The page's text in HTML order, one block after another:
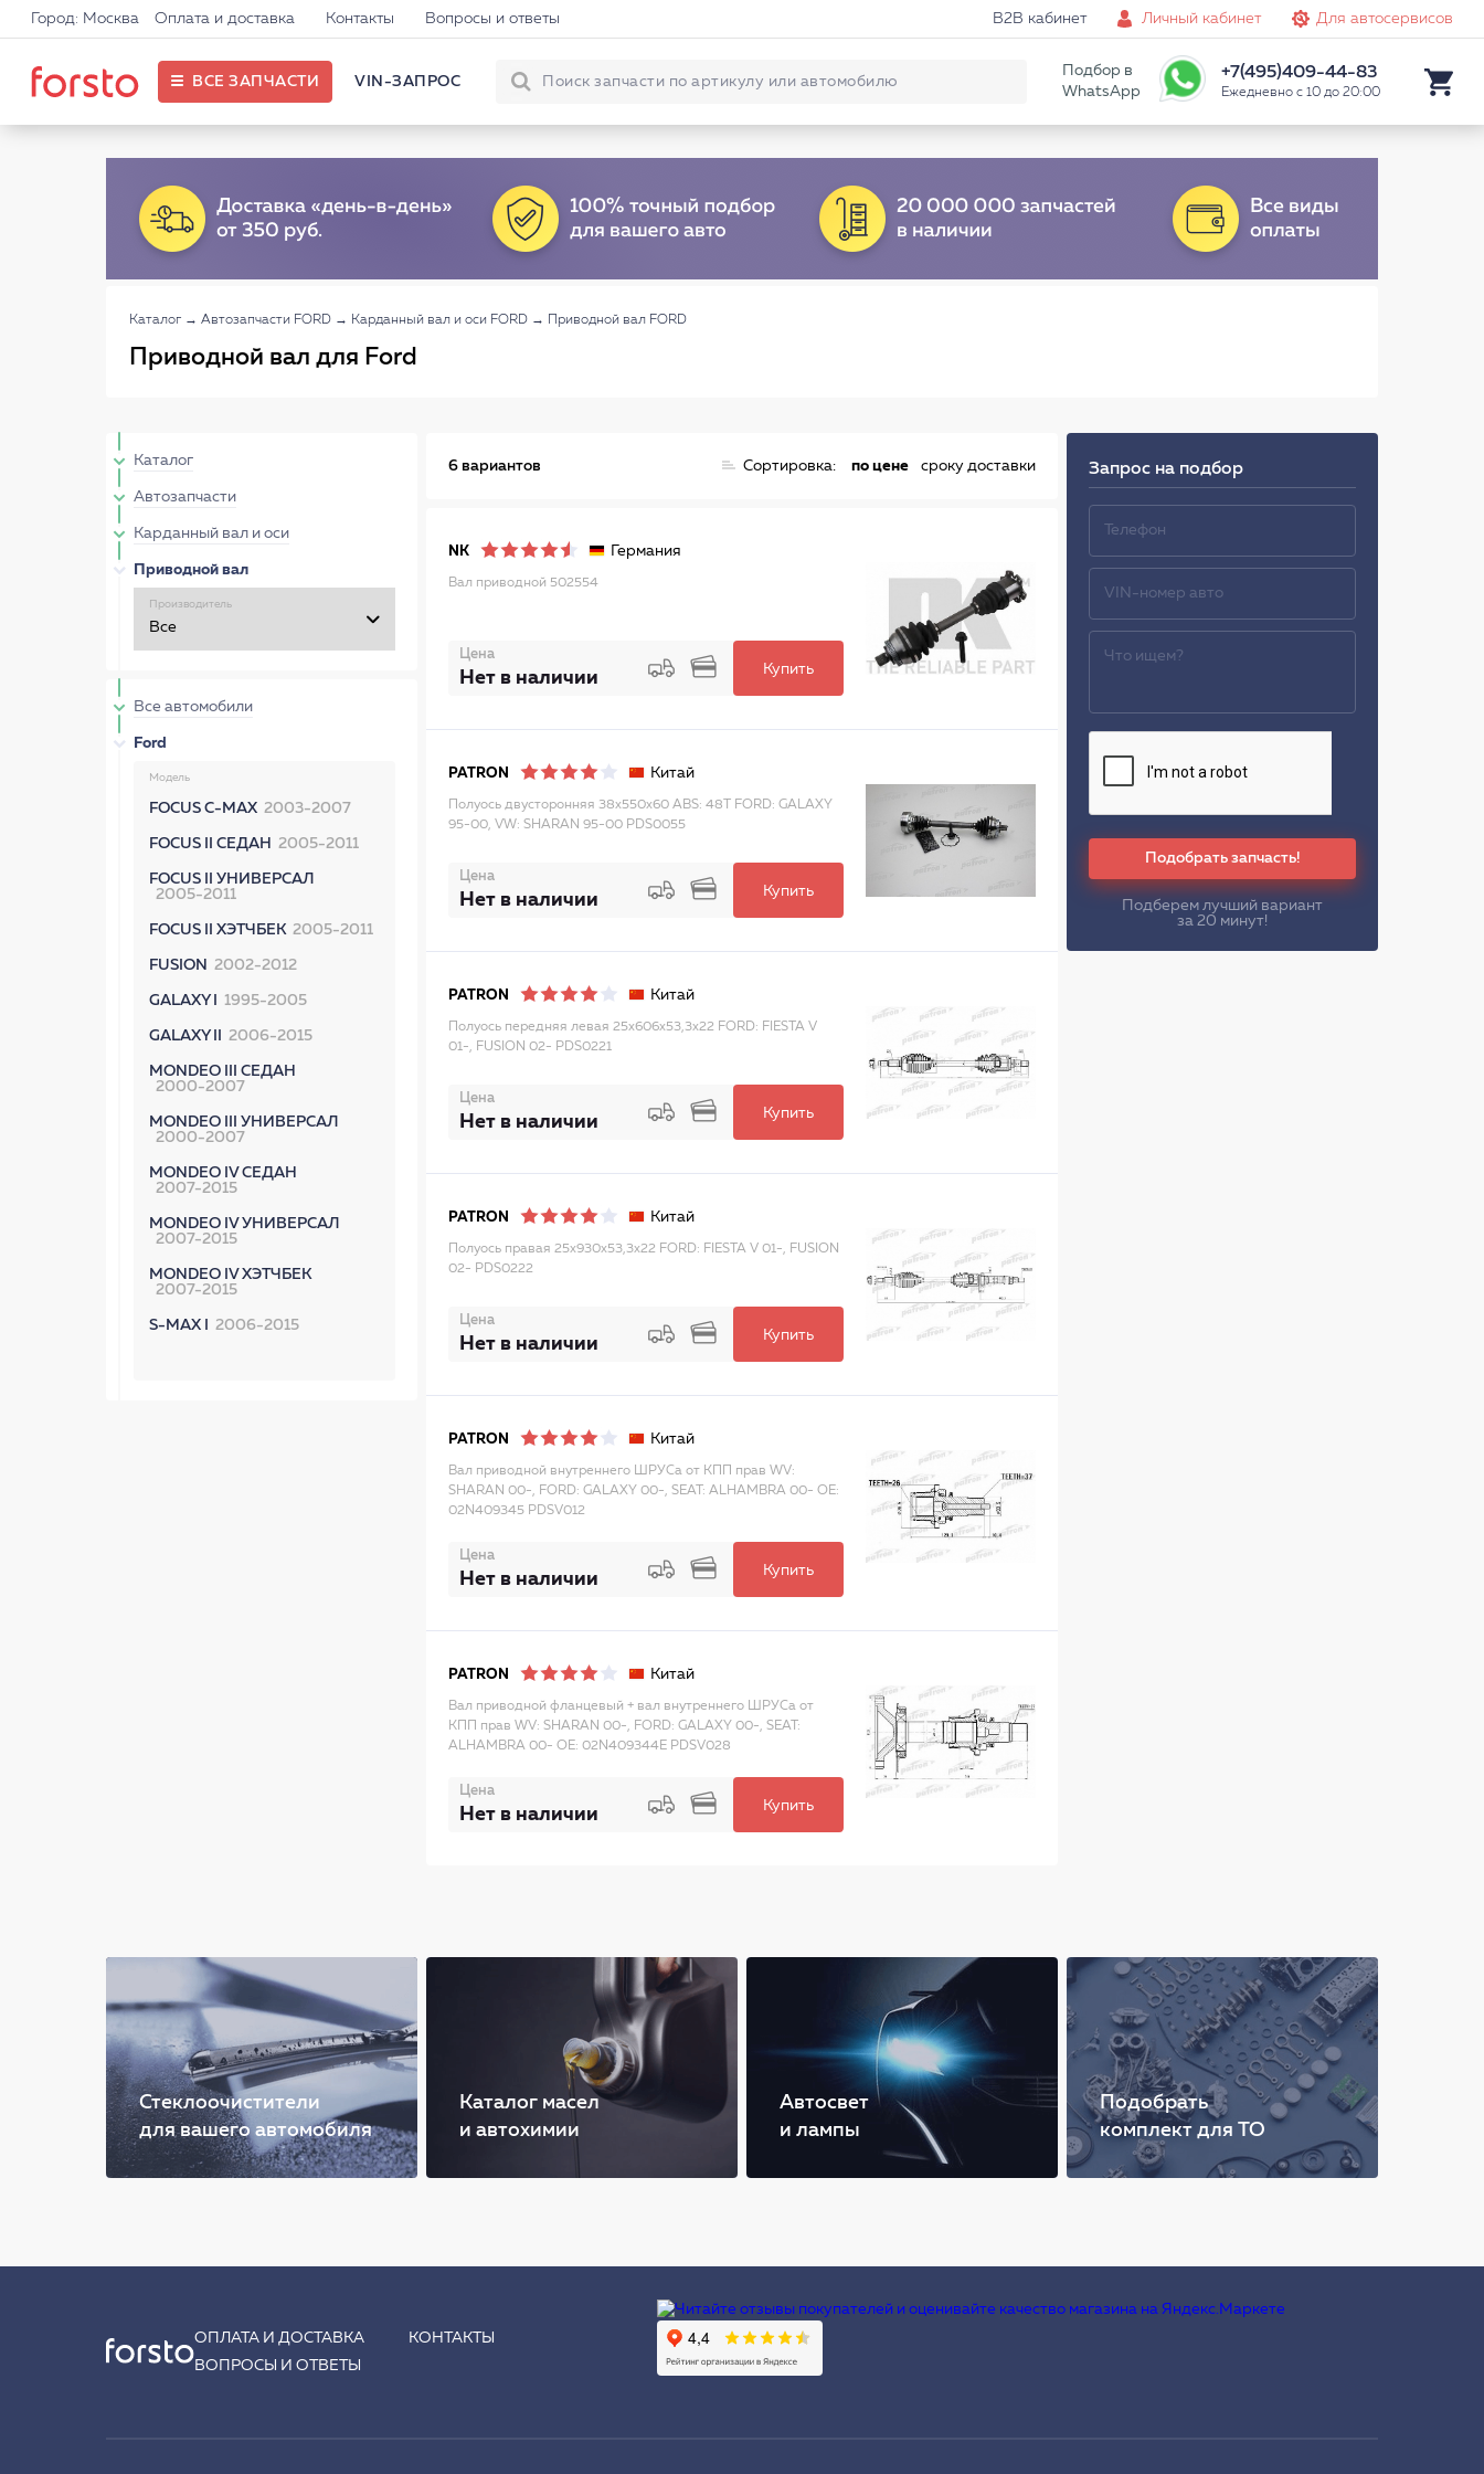
Город: Москва Оплата и доставка Контакты Вопросы и ответы B2B кабинет Личный кабинет Для автосервисов
ВСЕ ЗАПЧАСТИ VIN-ЗАПРОС
Подбор в
WhatsApp
+7(495)409-44-83
Ежедневно с 10 до 20:00
Каталог → Автозапчасти FORD → Карданный вал и оси FORD → Приводной вал FORD
Приводной вал для Ford
Каталог
Автозапчасти
Карданный вал и оси
Приводной вал
Производитель
Все автомобили
Ford
Модель
FOCUS C-MAX 2003-2007
FOCUS II СЕДАН 2005-2011
FOCUS II УНИВЕРСАЛ
2005-2011
FOCUS II ХЭТЧБЕК 2005-2011
FUSION 2002-2012
GALAXY I 1995-2005
GALAXY II 2006-2015
MONDEO III СЕДАН
2000-2007
MONDEO III УНИВЕРСАЛ
2000-2007
MONDEO IV СЕДАН
2007-2015
MONDEO IV УНИВЕРСАЛ
2007-2015
MONDEO IV ХЭТЧБЕК
2007-2015
S-MAX I 2006-2015
6 вариантов Сортировка: по цене сроку доставки
NK Германия
Вал приводной 502554
Цена
Нет в наличии Купить
PATRON Китай
Полуось двусторонняя 38x550x60 ABS: 48T FORD: GALAXY
95-00, VW: SHARAN 95-00 PDS0055
Цена
Нет в наличии Купить
PATRON Китай
Полуось передняя левая 25x606x53,3x22 FORD: FIESTA V
01-, FUSION 02- PDS0221
Цена
Нет в наличии Купить
PATRON Китай
Полуось правая 25x930x53,3x22 FORD: FIESTA V 01-, FUSION
02- PDS0222
Цена
Нет в наличии Купить
PATRON Китай
Вал приводной внутреннего ШРУСа от КПП прав WV:
SHARAN 00-, FORD: GALAXY 00-, SEAT: ALHAMBRA 00- OE:
02N409345 PDSV012
Цена
Нет в наличии Купить
PATRON Китай
Вал приводной фланцевый + вал внутреннего ШРУСа от
КПП прав WV: SHARAN 00-, FORD: GALAXY 00-, SEAT:
ALHAMBRA 00- OE: 02N409344E PDSV028
Цена
Нет в наличии Купить
Запрос на подбор
Подобрать запчасть!
Подберем лучший вариант
за 20 минут!
Стеклоочистители
для вашего автомобиля
Каталог масел
и автохимии
Автосвет
и лампы
Подобрать
комплект для ТО
ОПЛАТА И ДОСТАВКА
КОНТАКТЫ
ВОПРОСЫ И ОТВЕТЫ